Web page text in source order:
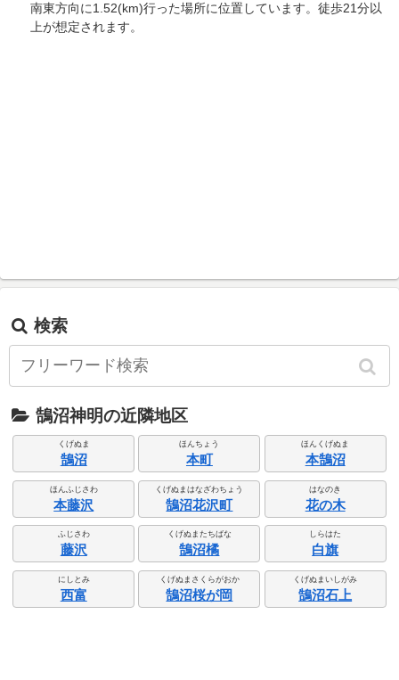
南東方向に1.52(km)行った場所に位置しています。徒歩21分以
上が想定されます。
検索
鵠沼神明の近隣地区
くげぬま
鵠沼
ほんちょう
本町
ほんくげぬま
本鵠沼
ほんふじさわ
本藤沢
くげぬまはなざわちょう
鵠沼花沢町
はなのき
花の木
ふじさわ
藤沢
くげぬまたちばな
鵠沼橘
しらはた
白旗
にしとみ
西富
くげぬまさくらがおか
鵠沼桜が岡
くげぬまいしがみ
鵠沼石上